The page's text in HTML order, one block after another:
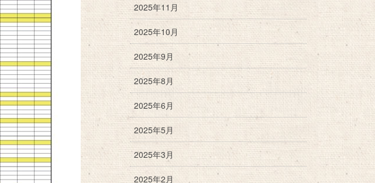
2025年11月
2025年10月
2025年9月
2025年8月
2025年6月
2025年5月
2025年3月
2025年2月